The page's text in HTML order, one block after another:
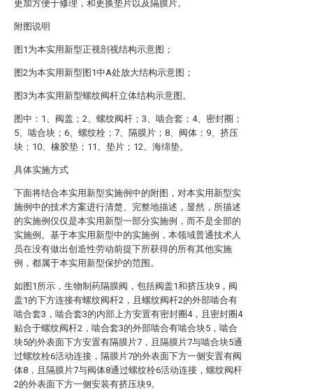
更加方便于修理，和更换垫片以及隔膜片。
附图说明
图1为本实用新型正视剖视结构示意图；
图2为本实用新型图1中A处放大结构示意图；
图3为本实用新型螺纹阀杆立体结构示意图。
图中：1、阀盖；2、螺纹阀杆；3、啮合套；4、密封圈；
5、啮合块；6、螺纹栓；7、隔膜片；8、阀体；9、挤压
块；10、橡胶垫；11、垫片；12、海绵垫。
具体实施方式
下面将结合本实用新型实施例中的附图，对本实用新型实
施例中的技术方案进行清楚、完整地描述，显然，所描述
的实施例仅仅是本实用新型一部分实施例，而不是全部的
实施例。基于本实用新型中的实施例，本领域普通技术人
员在没有做出创造性劳动前提下所获得的所有其他实施
例，都属于本实用新型保护的范围。
如图1所示，生物制药隔膜阀，包括阀盖1和挤压块9，阀
盖1的下方连接有螺纹阀杆2，且螺纹阀杆2的外部啮合有
啮合套3，啮合套3的内部上方安置有密封圈4，且密封圈4
贴合于螺纹阀杆2，啮合套3的外部啮合有啮合块5，啮合
块5的外表面下方安置有隔膜片7，且隔膜片7与啮合块5通
过螺纹栓6活动连接，隔膜片7的外表面下方一侧安置有阀
体8，且隔膜片7与阀体8通过螺纹栓6活动连接，螺纹阀杆
2的外表面下方一侧安装有挤压块9。